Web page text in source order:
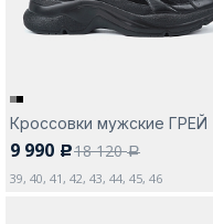
Да, все верно
Кроссовки мужские ГРЕЙ
9 990 c18 120a
39, 40, 41, 42, 43, 44, 45, 46